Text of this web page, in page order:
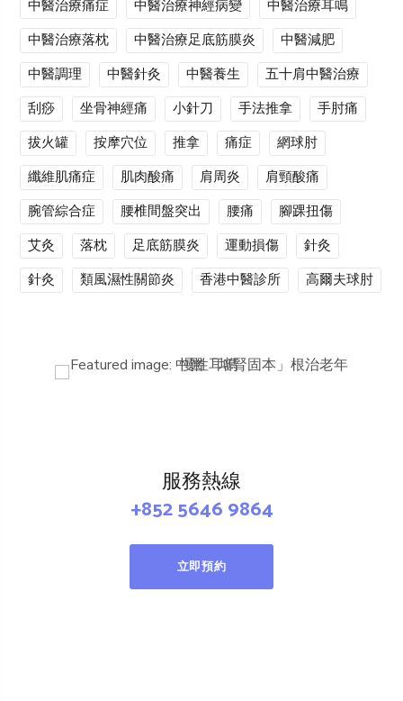
中醫治療痛症
中醫治療神經病變
中醫治療耳鳴
中醫治療落枕
中醫治療足底筋膜炎
中醫減肥
中醫調理
中醫針灸 中醫養生
五十肩中醫治療
刮痧
坐骨神經痛 小針刀 手法推拿
手肘痛
拔火罐
按摩穴位 推拿 痛症
網球肘
纖維肌痛症
肌肉酸痛 肩周炎
肩頸酸痛
腕管綜合症
腰椎間盤突出 腰痛
腳踝扭傷
艾灸
落枕 足底筋膜炎 運動損傷
針灸
針灸
類風濕性關節炎 香港中醫診所 高爾夫球肘
服務熱線
+852 5646 9864
立即預約